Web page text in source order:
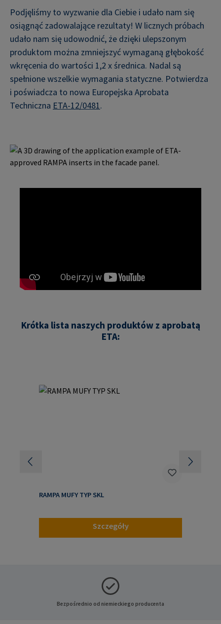
Podjęliśmy to wyzwanie dla Ciebie i udało nam się
osiągnąć zadowalające rezultaty! W licznych próbach
udało nam się udowodnić, że dzięki ulepszonym
produktom można zmniejszyć wymaganą głębokość
wkręcenia do wartości 1,2 x średnica. Nadal są
spełnione wszelkie wymagania statyczne. Potwierdza
i poświadcza to nowa Europejska Aprobata
Techniczna ETA-12/0481.
Krótka lista naszych produktów z aprobatą
ETA:
Pomiń galerię produktów
RAMPA MUFY TYP SKL
Szczegóły
Bezpośrednio od niemieckiego producenta